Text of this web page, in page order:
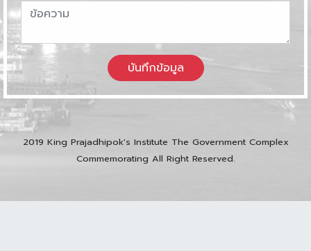
บันทึกข้อมูล
2019 King Prajadhipok's Institute The Government Complex
Commemorating All Right Reserved.